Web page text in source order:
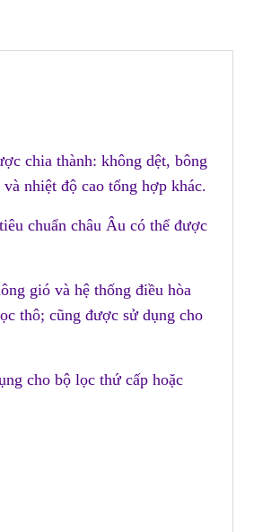
chia thành: không dệt, bông
nhiệt độ cao tổng hợp khác.
chuẩn châu Âu có thể được
gió và hệ thống điều hòa
thô; cũng được sử dụng cho
cho bộ lọc thứ cấp hoặc